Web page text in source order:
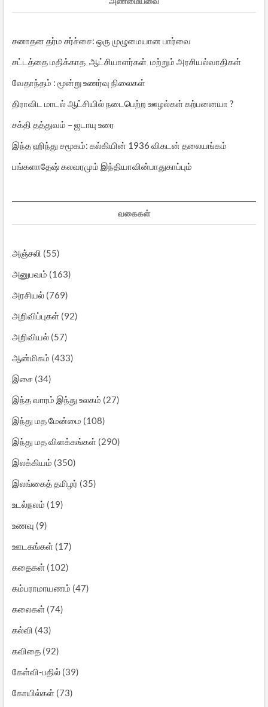
சனாதன தர்ம சர்ச்சை: ஒரு முழுமையான பார்வை
சட்டத்தை மதிக்காத ஆட்சியாளர்கள் மற்றும் அரசியல்வாதிகள்
வேதாந்தம் : மூன்று உணர்வு நிலைகள்
திராவிட மாடல் ஆட்சியில் நடைபெற்ற ஊழல்கள் கற்பனையா ?
சக்தி தத்துவம் – ஜடாயு உரை
இந்த ஹிந்து சமூகம்: கல்கியின் 1936 விகடன் தலையங்கம்
பங்களாதேஷ் கலவரமும் இந்தியாவின்பாதுகாப்பும்
வகைகள்
அஞ்சலி (55)
அனுபவம் (163)
அரசியல்(769)
அறிவிப்புகள்(92)
அறிவியல்(57)
ஆன்மிகம் (433)
இசை(34)
இந்த வாரம் இந்து உலகம் (27)
இந்து மத மேன்மை (108)
இந்து மத விளக்கங்கள்(290)
இலக்கியம் (350)
இலங்கைத் தமிழர் (35)
உடல்நலம் (19)
உணவு (9)
ஊடகங்கள்(17)
கதைகள்(102)
கம்பராமாயணம் (47)
கலைகள்(74)
கல்வி (43)
கவிதை(92)
கேள்வி-பதில்(39)
கோயில்கள்(73)